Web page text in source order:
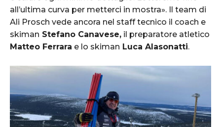
all’ultima curva per metterci in mostra». Il team di
Ali Prosch vede ancora nel staff tecnico il coach e
skiman Stefano Canavese, il preparatore atletico
Matteo Ferrara e lo skiman Luca Alasonatti.